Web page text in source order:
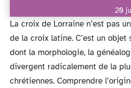
20
La croix de Lorraine n’est pas
de la croix latine. C’est un
dont la morphologie, la
divergent radicalement de la
chrétiennes. Comprendre